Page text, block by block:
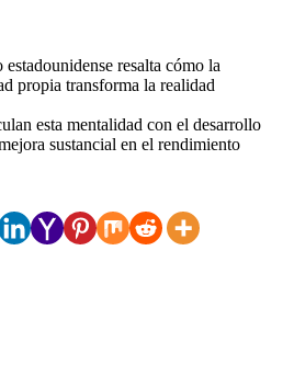
resalta cómo la
propia transforma la realidad
esta mentalidad con el desarrollo
sustancial en el rendimiento